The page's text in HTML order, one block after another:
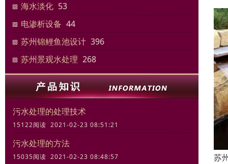
海水淡化 53
电渗析设备 44
苏州锦鲤鱼池设计 396
苏州景观水处理 268
污水处理的处理技术
15122阅读 2021-02-23 08:51:21
污水处理的方法
15035阅读 2021-02-23 08:48:57
苏